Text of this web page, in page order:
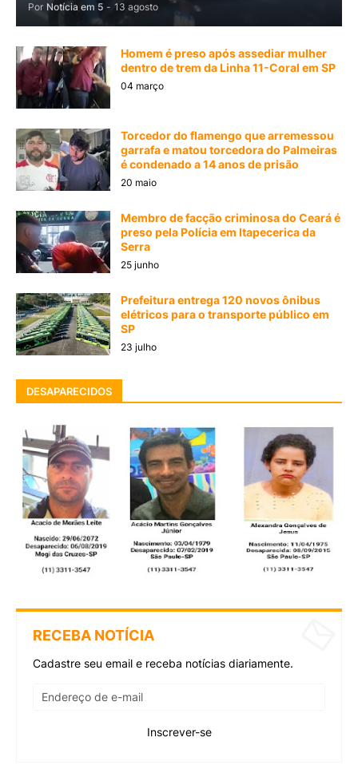
Por Notícia em 5 - 13 agosto
Homem é preso após assediar mulher
dentro de trem da Linha 11-Coral em SP
04 março
Torcedor do flamengo que arremessou
garrafa e matou torcedora do Palmeiras
é condenado a 14 anos de prisão
20 maio
Membro de facção criminosa do Ceará é
preso pela Polícia em Itapecerica da
Serra
25 junho
Prefeitura entrega 120 novos ônibus
elétricos para o transporte público em
SP
23 julho
DESAPARECIDOS
RECEBA NOTÍCIA
Cadastre seu email e receba notícias diariamente.